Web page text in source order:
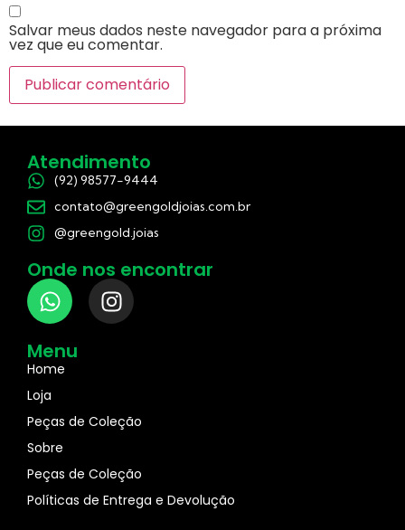
Salvar meus dados neste navegador para a próxima
vez que eu comentar.
Atendimento
(92) 98577-9444
contato@greengoldjoias.com.br
@greengold.joias
Onde nos encontrar
Menu
Home
Loja
Peças de Coleção
Sobre
Peças de Coleção
Políticas de Entrega e Devolução